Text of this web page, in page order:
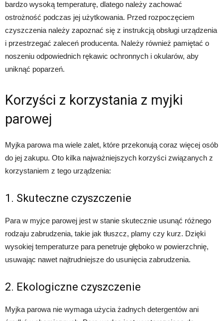
bardzo wysoką temperaturę, dlatego należy zachować
ostrożność podczas jej użytkowania. Przed rozpoczęciem
czyszczenia należy zapoznać się z instrukcją obsługi urządzenia
i przestrzegać zaleceń producenta. Należy również pamiętać o
noszeniu odpowiednich rękawic ochronnych i okularów, aby
uniknąć poparzeń.
Korzyści z korzystania z myjki
parowej
Myjka parowa ma wiele zalet, które przekonują coraz więcej osób
do jej zakupu. Oto kilka najważniejszych korzyści związanych z
korzystaniem z tego urządzenia:
1. Skuteczne czyszczenie
Para w myjce parowej jest w stanie skutecznie usunąć różnego
rodzaju zabrudzenia, takie jak tłuszcz, plamy czy kurz. Dzięki
wysokiej temperaturze para penetruje głęboko w powierzchnię,
usuwając nawet najtrudniejsze do usunięcia zabrudzenia.
2. Ekologiczne czyszczenie
Myjka parowa nie wymaga użycia żadnych detergentów ani